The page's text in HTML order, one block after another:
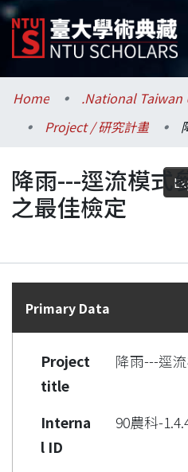
Communities &
Research Outputs
Fundings & Projects
Researchers
Statistics
Home
Project / 研究計畫
降雨---逕流模式
之最佳檢定
Primary Data
Project
title
降雨---逕
Interna
l ID
90農科-